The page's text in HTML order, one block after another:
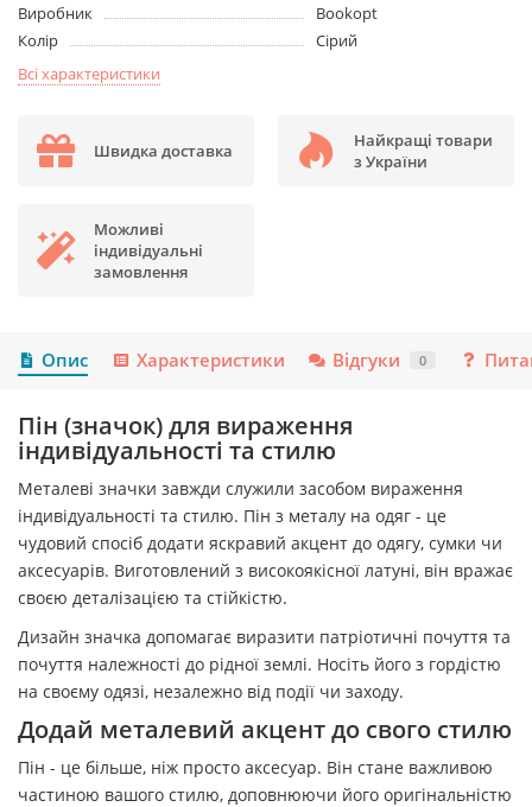
Виробник
Bookopt
Колір
Сірий
Всі характеристики
Швидка доставка
Найкращі товари
з України
Можливі
індивідуальні
замовлення
Опис Характеристики Відгуки 0
Пін (значок) для вираження
індивідуальності та стилю
Металеві значки завжди служили засобом вираження
індивідуальності та стилю. Пін з металу на одяг - це
чудовий спосіб додати яскравий акцент до одягу, сумки чи
аксесуарів. Виготовлений з високоякісної латуні, він вражає
своєю деталізацією та стійкістю.
Дизайн значка допомагає виразити патріотичні почуття та
почуття належності до рідної землі. Носіть його з гордістю
на своєму одязі, незалежно від події чи заходу.
Додай металевий акцент до свого стилю
Пін - це більше, ніж просто аксесуар. Він стане важливою
частиною вашого стилю, доповнюючи його оригінальністю